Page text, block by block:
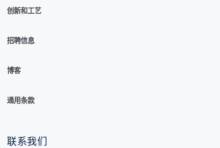
创新和工艺
招聘信息
博客
通用条款
联系我们